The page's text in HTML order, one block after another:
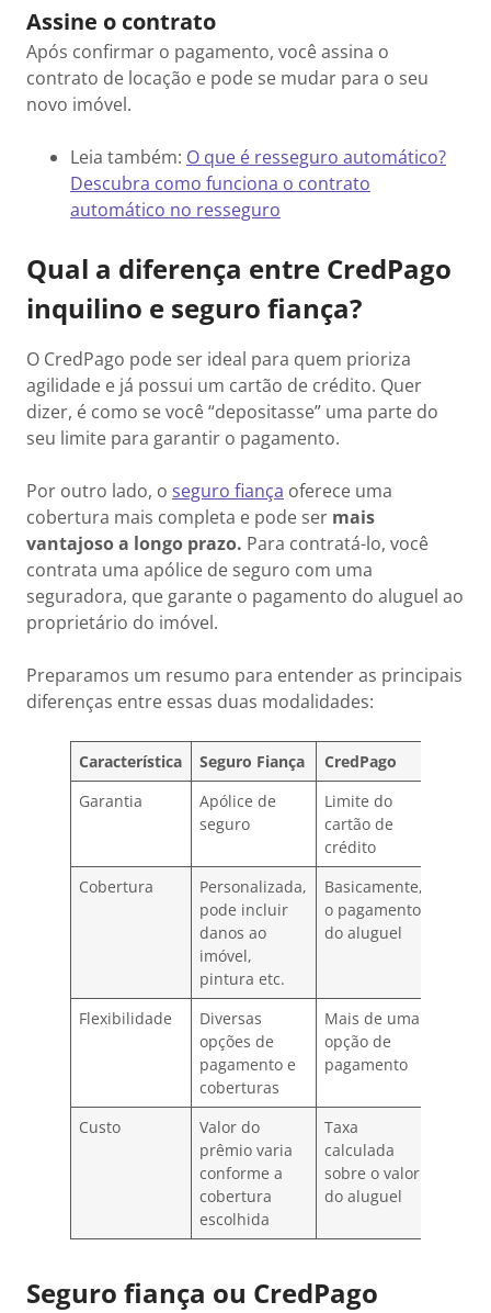
Assine o contrato
Após confirmar o pagamento, você assina o
contrato de locação e pode se mudar para o seu
novo imóvel.
Leia também: O que é resseguro automático?
Descubra como funciona o contrato
automático no resseguro
Qual a diferença entre CredPago
inquilino e seguro fiança?
O CredPago pode ser ideal para quem prioriza
agilidade e já possui um cartão de crédito. Quer
dizer, é como se você “depositasse” uma parte do
seu limite para garantir o pagamento.
Por outro lado, o seguro fiança oferece uma
cobertura mais completa e pode ser mais
vantajoso a longo prazo. Para contratá-lo, você
contrata uma apólice de seguro com uma
seguradora, que garante o pagamento do aluguel ao
proprietário do imóvel.
Preparamos um resumo para entender as principais
diferenças entre essas duas modalidades:
Característica Seguro Fiança
CredPago
Garantia
Apólice de
seguro
Limite do
cartão de
crédito
Cobertura
Personalizada,
pode incluir
danos ao
imóvel,
pintura etc.
Basicamente,
o pagamento
do aluguel
Flexibilidade
Diversas
opções de
pagamento e
coberturas
Mais de uma
opção de
pagamento
Custo
Valor do
prêmio varia
conforme a
cobertura
escolhida
Taxa
calculada
sobre o valor
do aluguel
Seguro fiança ou CredPago